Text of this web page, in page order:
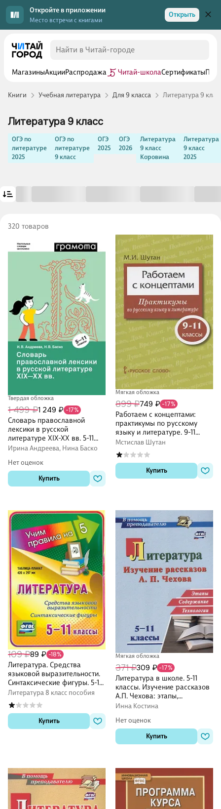
Откройте в приложении
Место встречи с книгами
Открыть
МагазиныАкцииРаспродажа Читай-школаСертификаты
Книги Учебная литература Для 9 класса Литература 9
Литература 9 класс
ОГЭ по
литературе
2025
ОГЭ по
литературе
9 класс
ОГЭ
2025
ОГЭ
2026
Литература
9 класс
Коровина
Литература
9 класс
2025
320 товаров
Твердая обложка
1 499 ₽1 249 ₽ -17%
Словарь православной
лексики в русской
литературе XIX-XX вв. 5-11
классы
Ирина Андреева, Нина Баско
Нет оценок
Купить
Мягкая обложка
899 ₽749 ₽ -17%
Работаем с концептами:
практикумы по русскому
языку и литературе. 9-11
класс
Мстислав Шутан
Купить
109 ₽89 ₽ -18%
Литература. Средства
языковой выразительности.
Синтаксические фигуры. 5-11
классы. Таблица-плакат
(420х297)
Литература 8 класс пособия
Купить
Мягкая обложка
371 ₽309 ₽ -17%
Литература в школе. 5-11
классы. Изучение рассказов
А.П. Чехова: этапы,
содержание, технологии
Инна Костина
Нет оценок
Купить